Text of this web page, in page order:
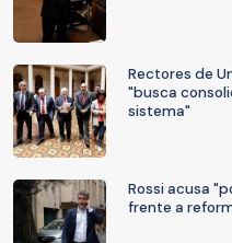
Rectores de
"busca
sistema"
Rossi acusa
frente a